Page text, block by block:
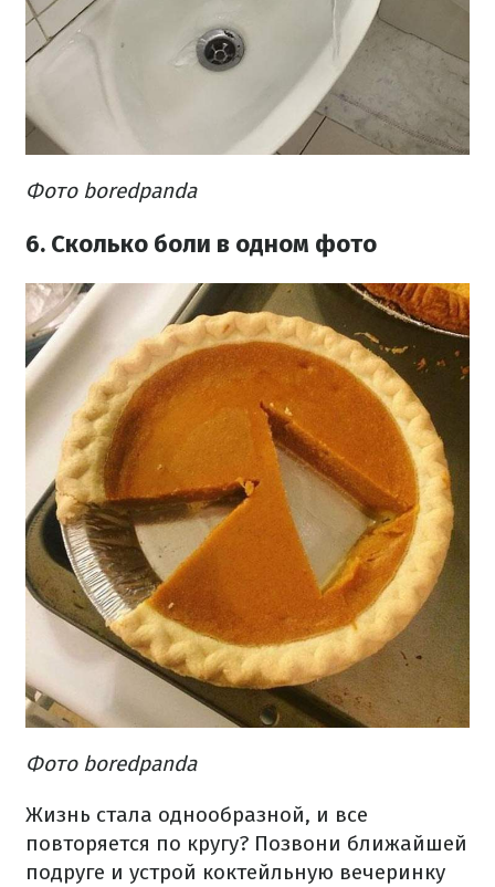
Фото boredpanda
6. Сколько боли в одном фото
Фото boredpanda
Жизнь стала однообразной, и все
повторяется по кругу? Позвони ближайшей
подруге и устрой коктейльную вечеринку